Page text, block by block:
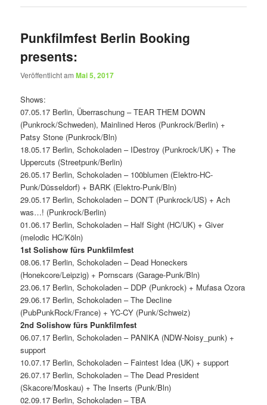
Punkfilmfest Berlin Booking
presents:
Veröffentlicht amMai 5, 2017
Shows:
07.05.17 Berlin, Überraschung – TEAR THEM DOWN
(Punkrock/Schweden), Mainlined Heros (Punkrock/Berlin) +
Patsy Stone (Punkrock/Bln)
18.05.17 Berlin, Schokoladen – IDestroy (Punkrock/UK) + The
Uppercuts (Streetpunk/Berlin)
26.05.17 Berlin, Schokoladen – 100blumen (Elektro-HC-
Punk/Düsseldorf) + BARK (Elektro-Punk/Bln)
29.05.17 Berlin, Schokoladen – DON’T (Punkrock/US) + Ach
was…! (Punkrock/Berlin)
01.06.17 Berlin, Schokoladen – Half Sight (HC/UK) + Giver
(melodic HC/Köln)
1st Solishow fürs Punkfilmfest
08.06.17 Berlin, Schokoladen – Dead Honeckers
(Honekcore/Leipzig) + Pornscars (Garage-Punk/Bln)
23.06.17 Berlin, Schokoladen – DDP (Punkrock) + Mufasa Ozora
29.06.17 Berlin, Schokoladen – The Decline
(PubPunkRock/France) + YC-CY (Punk/Schweiz)
2nd Solishow fürs Punkfilmfest
06.07.17 Berlin, Schokoladen – PANIKA (NDW-Noisy_punk) +
support
10.07.17 Berlin, Schokoladen – Faintest Idea (UK) + support
26.07.17 Berlin, Schokoladen – The Dead President
(Skacore/Moskau) + The Inserts (Punk/Bln)
02.09.17 Berlin, Schokoladen – TBA